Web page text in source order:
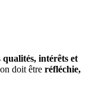
qualités, intérêts et
doit être réfléchie,